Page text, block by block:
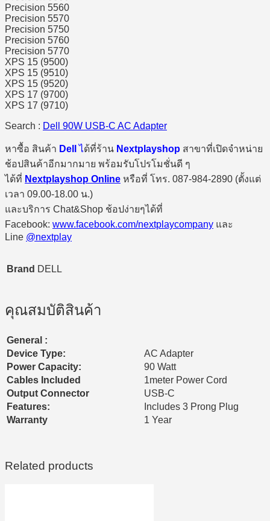
Precision 5560
Precision 5570
Precision 5750
Precision 5760
Precision 5770
XPS 15 (9500)
XPS 15 (9510)
XPS 15 (9520)
XPS 17 (9700)
XPS 17 (9710)
Search : Dell 90W USB-C AC Adapter
หาซื้อ สินค้า Dell ได้ที่ร้าน Nextplayshop สาขาที่เปิดจำหน่าย
ช้อปสินค้าอีกมากมาย พร้อมรับโปรโมชั่นดี ๆ
ได้ที่ Nextplayshop Online หรือที่ โทร. 087-984-2890 (ตั้งแต่
เวลา 09.00-18.00 น.)
และบริการ Chat&Shop ช้อปง่ายๆได้ที่
Facebook: www.facebook.com/nextplaycompany และ
Line @nextplay
Brand DELL
คุณสมบัติสินค้า
General :
Device Type:
AC Adapter
Power Capacity:
90 Watt
Cables Included
1meter Power Cord
Output Connector
USB-C
Features:
Includes 3 Prong Plug
Warranty
1 Year
Related products